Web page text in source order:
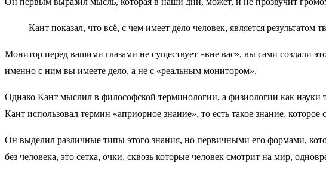
Кант показал, что всё, с чем имеет дело человек, является результатом
Монитор перед вашими глазами не существует «вне вас», вы сами создали
именно с ним вы имеете дело, а не с «реальным монитором».
Однако Кант мыслил в философской терминологии, а физиологии как науки
Кант использовал термин «априорное знание», то есть такое знание,
Он выделил различные типы этого знания, но первичными его формами,
без человека, это сетка, очки, сквозь которые человек смотрит на мир,